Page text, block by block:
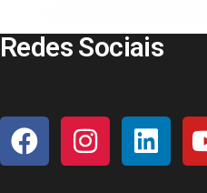
Redes Sociais